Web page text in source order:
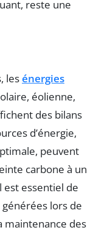
reste une
lesénergies
éolienne,
des bilans
d’énergie,
peuvent
carbone à un
est essentiel de
lors de
maintenance des